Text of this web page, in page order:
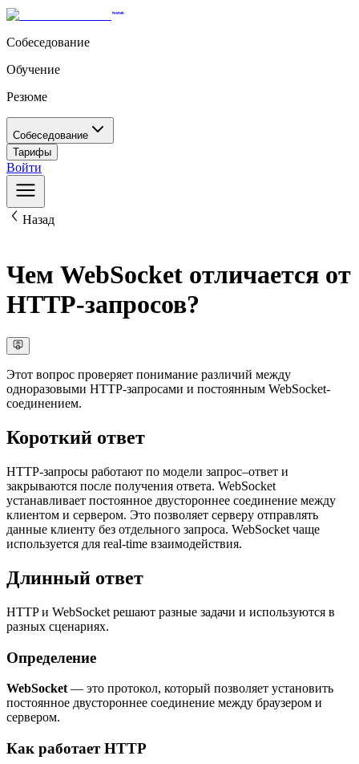
Собеседование
Обучение
Резюме
Собеседование
Тарифы
Войти
Назад
Чем WebSocket отличается от
HTTP-запросов?
Этот вопрос проверяет понимание различий между
одноразовыми HTTP-запросами и постоянным WebSocket-
соединением.
Короткий ответ
HTTP-запросы работают по модели запрос–ответ и
закрываются после получения ответа. WebSocket
устанавливает постоянное двустороннее соединение между
клиентом и сервером. Это позволяет серверу отправлять
данные клиенту без отдельного запроса. WebSocket чаще
используется для real-time взаимодействия.
Длинный ответ
HTTP и WebSocket решают разные задачи и используются в
разных сценариях.
Определение
WebSocket — это протокол, который позволяет установить
постоянное двустороннее соединение между браузером и
сервером.
Как работает HTTP